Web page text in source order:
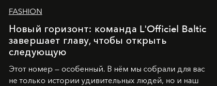
FASHION
Новый горизонт: команда L'Officiel Baltic
завершает главу, чтобы открыть
следующую
Этот номер — особенный. В нём мы собрали для вас
не только истории удивительных людей, но и наш